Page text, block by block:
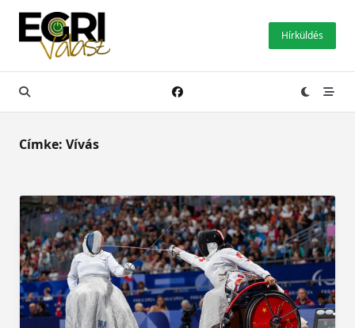
Skip
content
Hírküldés
Címke: Vívás